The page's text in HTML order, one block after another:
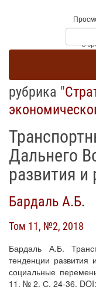
* - в
рубрика "
Дальнего
развития
Бардаль А.Б.
Том 11, №2, 2018
Бардаль А.Б.
тенденции
социальные
11. № 2. С. 24-36.